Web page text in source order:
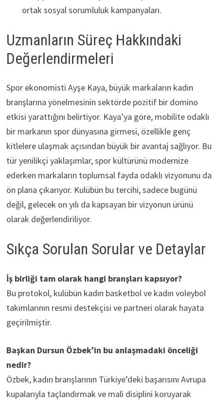
ortak sosyal sorumluluk kampanyaları.
Uzmanların Süreç Hakkındaki
Değerlendirmeleri
Spor ekonomisti Ayşe Kaya, büyük markaların kadın
branşlarına yönelmesinin sektörde pozitif bir domino
etkisi yarattığını belirtiyor. Kaya’ya göre, mobilite odaklı
bir markanın spor dünyasına girmesi, özellikle genç
kitlelere ulaşmak açısından büyük bir avantaj sağlıyor. Bu
tür yenilikçi yaklaşımlar, spor kültürünü modernize
ederken markaların toplumsal fayda odaklı vizyonunu da
ön plana çıkarıyor. Kulübün bu tercihi, sadece bugünü
değil, gelecek on yılı da kapsayan bir vizyonun ürünü
olarak değerlendiriliyor.
Sıkça Sorulan Sorular ve Detaylar
İş birliği tam olarak hangi branşları kapsıyor?
Bu protokol, kulübün kadın basketbol ve kadın voleybol
takımlarının resmi destekçisi ve partneri olarak hayata
geçirilmiştir.
Başkan Dursun Özbek’in bu anlaşmadaki önceliği
nedir?
Özbek, kadın branşlarının Türkiye’deki başarısını Avrupa
kupalarıyla taçlandırmak ve mali disiplini koruyarak